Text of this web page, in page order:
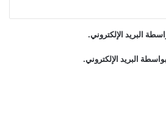
إلى عضوية
الاشتراكات المنسية
لكن ليس بعد الآن.
البريد الإلكتروني.
البريد الإلكتروني.